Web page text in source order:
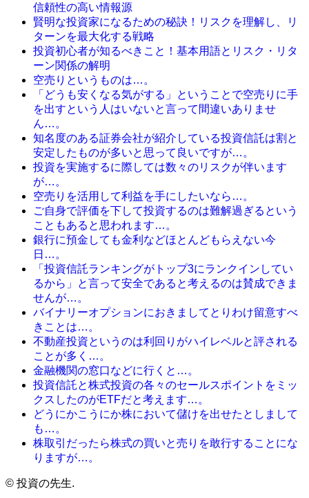
信頼性の高い情報源
賢明な投資家になるための秘訣！リスクを理解し、リ
ターンを最大化する戦略
投資初心者が知るべきこと！基本用語とリスク・リタ
ーン関係の解明
空売りというものは…。
「どうも安くなる気がする」ということで空売りに手
を出すという人はいないと言って間違いありませ
ん…。
知名度のある証券会社が紹介している投資信託は割と
安定したものが多いと思って良いですが…。
投資を実施するに際しては数々のリスクが伴います
が…。
空売りを活用して利益を手にしたいなら…。
ご自身で評価を下して投資するのは難解過ぎるという
こともあると思われます…。
銀行に預金しても金利などほとんどもらえない今
日…。
「投資信託ランキングがトップ3にランクインしてい
るから」と言って安全であると考えるのは賛成できま
せんが…。
バイナリーオプションにおきましてとりわけ留意すべ
きことは…。
不動産投資というのは利回りがハイレベルと評される
ことが多く…。
金融機関の窓口などに行くと…。
投資信託と株式投資の各々のセールスポイントをミッ
クスしたのがETFだと考えます…。
どうにかこうにか株において儲けを出せたとしまして
も…。
株取引だったら株式の買いと売りを敢行することにな
りますが…。
© 投資の先生.